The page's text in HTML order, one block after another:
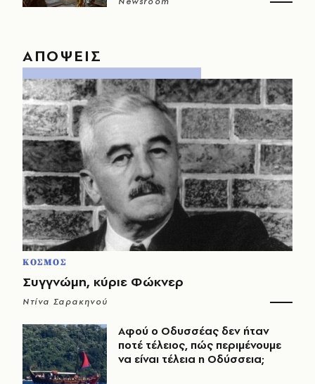
ΑΠΟΨΕΙΣ
ΚΟΣΜΟΣ
Συγγνώμη, κύριε Φώκνερ
Ντίνα Σαρακηνού
Αφού ο Οδυσσέας δεν ήταν
ποτέ τέλειος, πώς περιμένουμε
να είναι τέλεια η Οδύσσεια;